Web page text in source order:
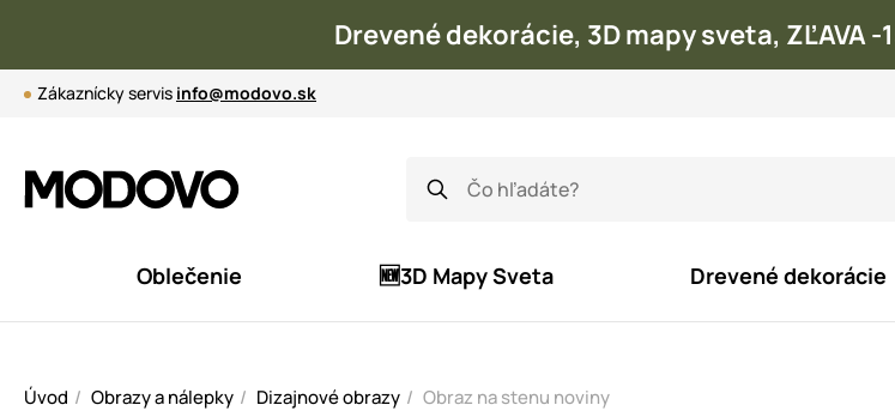
Drevené dekorácie, 3D mapy sveta, ZĽAVA -
Zákaznícky servis info@modovo.sk
Oblečenie 🆕3D Mapy Sveta Drevené dekorácie
Úvod Obrazy a nálepky Dizajnové obrazy Obraz na stenu noviny